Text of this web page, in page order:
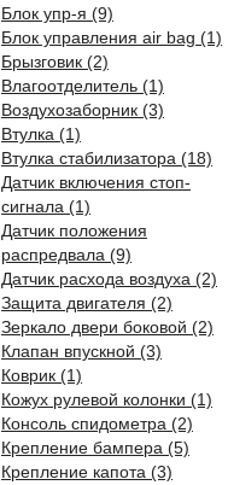
Блок упр-я (9)
Блок управления air bag (1)
Брызговик (2)
Влагоотделитель (1)
Воздухозаборник (3)
Втулка (1)
Втулка стабилизатора (18)
Датчик включения стоп-
сигнала (1)
Датчик положения
распредвала (9)
Датчик расхода воздуха (2)
Защита двигателя (2)
Зеркало двери боковой (2)
Клапан впускной (3)
Коврик (1)
Кожух рулевой колонки (1)
Консоль спидометра (2)
Крепление бампера (5)
Крепление капота (3)